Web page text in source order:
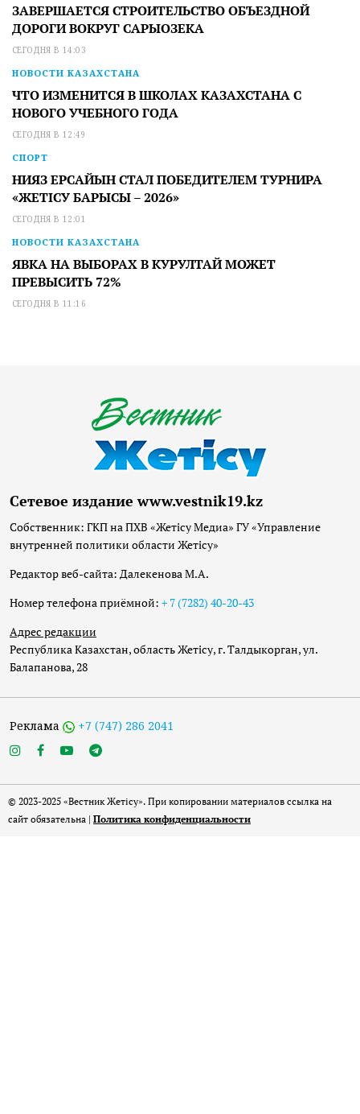
ЗАВЕРШАЕТСЯ СТРОИТЕЛЬСТВО ОБЪЕЗДНОЙ
ДОРОГИ ВОКРУГ САРЫОЗЕКА
СЕГОДНЯ В 14:03
НОВОСТИ КАЗАХСТАНА
ЧТО ИЗМЕНИТСЯ В ШКОЛАХ КАЗАХСТАНА С
НОВОГО УЧЕБНОГО ГОДА
СЕГОДНЯ В 12:49
СПОРТ
НИЯЗ ЕРСАЙЫН СТАЛ ПОБЕДИТЕЛЕМ ТУРНИРА
«ЖЕТІСУ БАРЫСЫ – 2026»
СЕГОДНЯ В 12:01
НОВОСТИ КАЗАХСТАНА
ЯВКА НА ВЫБОРАХ В КУРУЛТАЙ МОЖЕТ
ПРЕВЫСИТЬ 72%
СЕГОДНЯ В 11:16
Сетевое издание www.vestnik19.kz
Собственник: ГКП на ПХВ «Жетісу Медиа» ГУ «Управление
внутренней политики области Жетісу»
Редактор веб-сайта: Далекенова М.А.
Номер телефона приёмной: + 7 (7282) 40-20-43
Адрес редакции
Республика Казахстан, область Жетісу, г. Талдыкорган, ул.
Балапанова, 28
Реклама +7 (747) 286 2041
© 2023-2025 «Вестник Жетісу». При копировании материалов ссылка на
сайт обязательна | Политика конфиденциальности